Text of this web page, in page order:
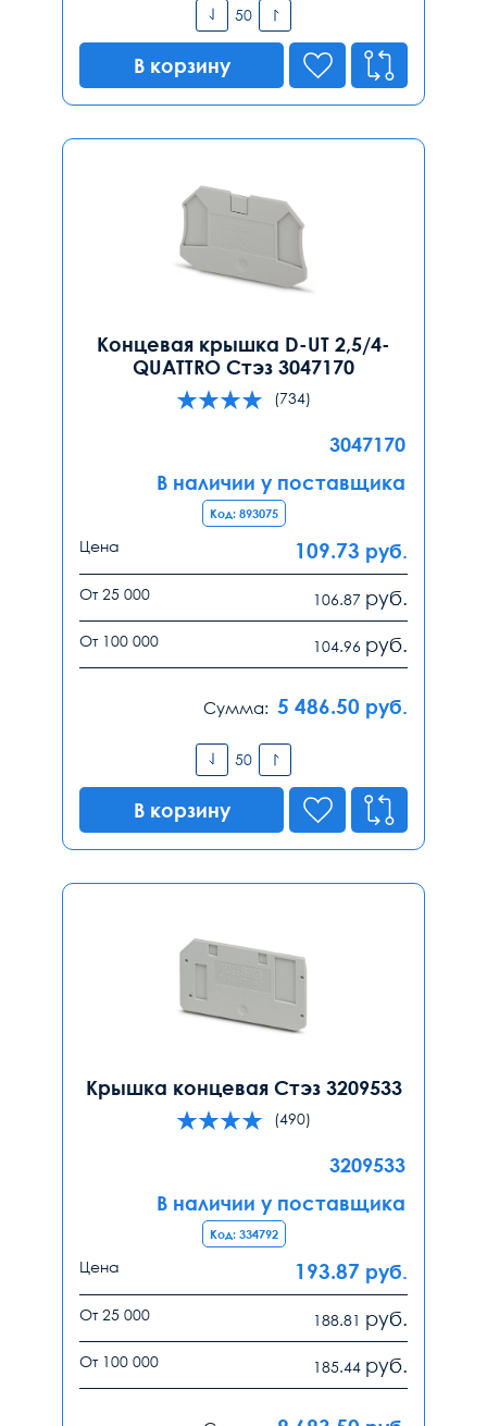
В корзину
Концевая крышка D-UT 2,5/4-
QUATTRO Стэз 3047170
(734)
3047170
В наличии у поставщика
Код: 893075
Цена 109.73 руб.
От 25 000 106.87 руб.
От 100 000 104.96 руб.
Сумма: 5 486.50 руб.
В корзину
Крышка концевая Стэз 3209533
(490)
3209533
В наличии у поставщика
Код: 334792
Цена 193.87 руб.
От 25 000 188.81 руб.
От 100 000 185.44 руб.